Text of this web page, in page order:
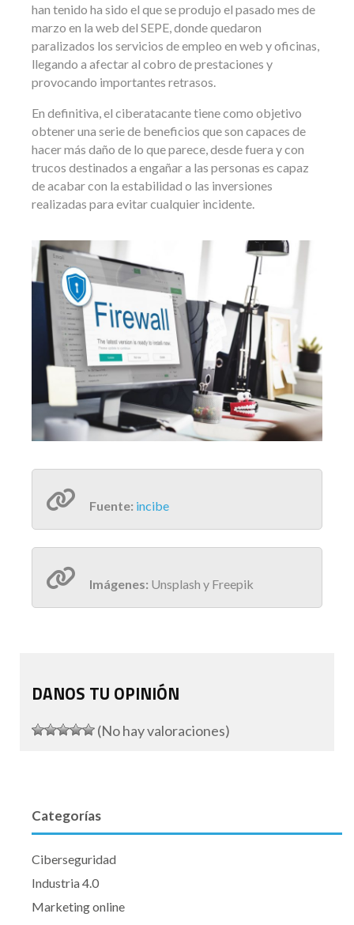
han tenido ha sido el que se produjo el pasado mes de
marzo en la web del SEPE, donde quedaron
paralizados los servicios de empleo en web y oficinas,
llegando a afectar al cobro de prestaciones y
provocando importantes retrasos.
En definitiva, el ciberatacante tiene como objetivo
obtener una serie de beneficios que son capaces de
hacer más daño de lo que parece, desde fuera y con
trucos destinados a engañar a las personas es capaz
de acabar con la estabilidad o las inversiones
realizadas para evitar cualquier incidente.
Fuente: incibe
Imágenes: Unsplash y Freepik
DANOS TU OPINIÓN
(No hay valoraciones)
Categorías
Ciberseguridad
Industria 4.0
Marketing online